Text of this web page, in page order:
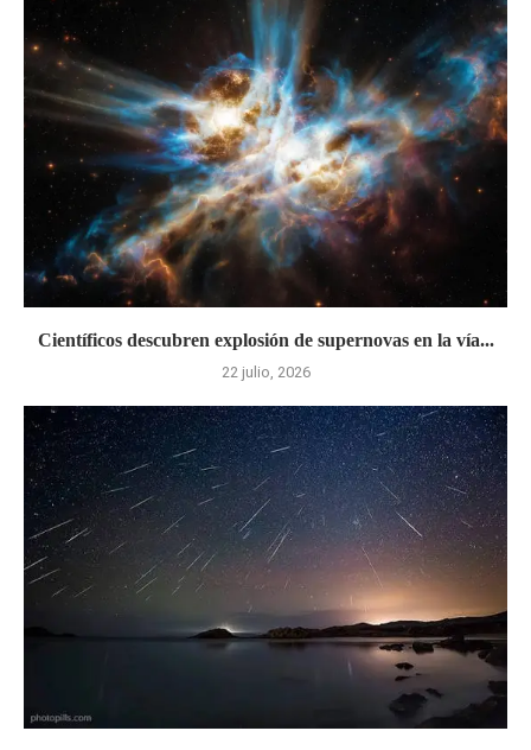
Científicos descubren explosión de supernovas en la vía...
22 julio, 2026